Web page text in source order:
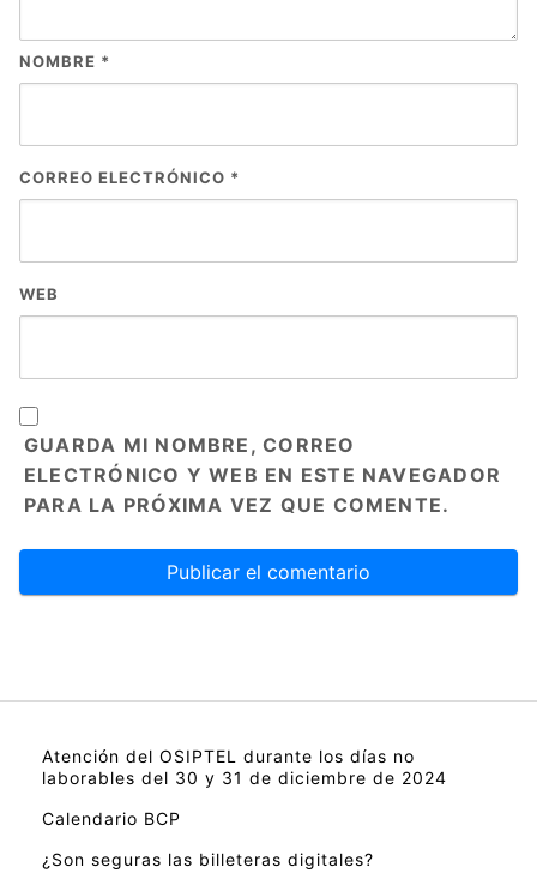
NOMBRE *
CORREO ELECTRÓNICO *
WEB
GUARDA MI NOMBRE, CORREO
ELECTRÓNICO Y WEB EN ESTE NAVEGADOR
PARA LA PRÓXIMA VEZ QUE COMENTE.
Atención del OSIPTEL durante los días no
laborables del 30 y 31 de diciembre de 2024
Calendario BCP
¿Son seguras las billeteras digitales?